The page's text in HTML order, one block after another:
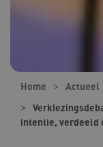
Home Actueel
intentie, verdeeld